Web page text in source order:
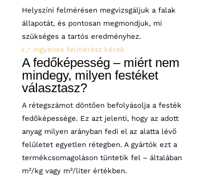
Helyszíni felmérésen megvizsgáljuk a falak
állapotát, és pontosan megmondjuk, mi
szükséges a tartós eredményhez.
👉 Ingyenes felmérést kérek
A fedőképesség – miért nem
mindegy, milyen festéket
választasz?
A rétegszámot döntően befolyásolja a festék
fedőképessége. Ez azt jelenti, hogy az adott
anyag milyen arányban fedi el az alatta lévő
felületet egyetlen rétegben. A gyártók ezt a
termékcsomagoláson tüntetik fel – általában
m²/kg vagy m²/liter értékben.